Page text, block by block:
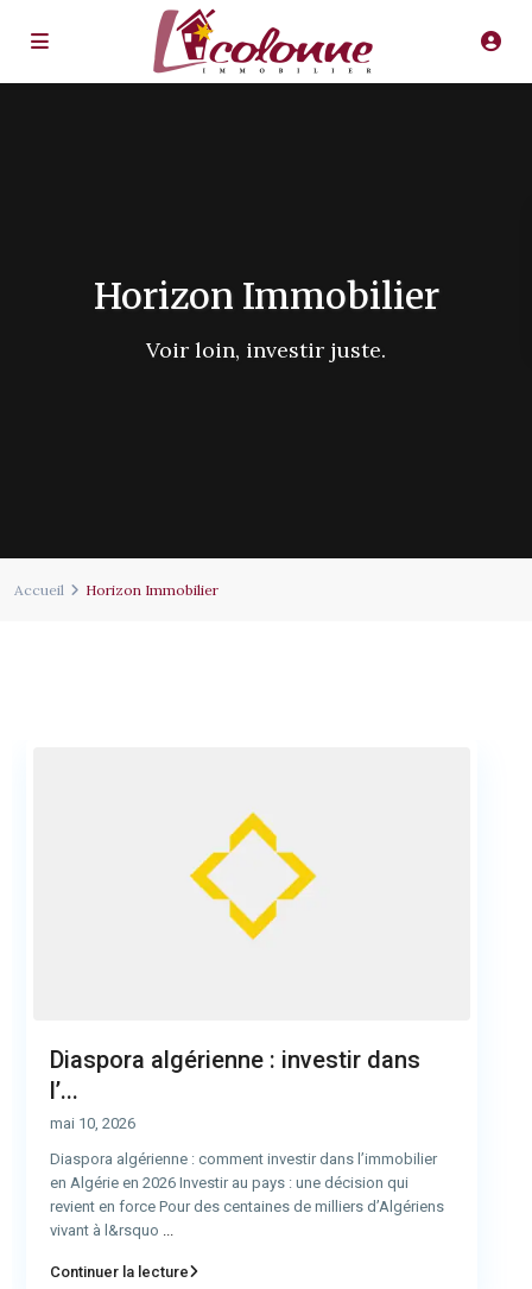
Horizon Immobilier
Voir loin, investir juste.
Accueil Horizon Immobilier
Diaspora algérienne : investir dans
l’...
mai 10, 2026
Diaspora algérienne : comment investir dans l’immobilier
en Algérie en 2026 Investir au pays : une décision qui
revient en force Pour des centaines de milliers d’Algériens
vivant à l&rsquo
Continuer la lecture